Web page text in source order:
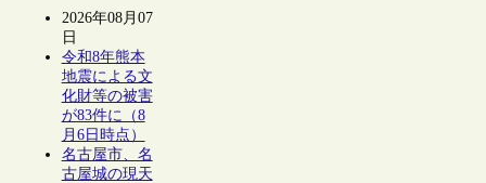
2026年08月07
日
令和8年熊本
地震による文
化財等の被害
が83件に（8
月6日時点）
名古屋市、名
古屋城の現天